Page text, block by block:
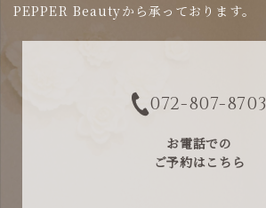
PEPPER Beautyから承っております。
072-807-8703
お電話での
ご予約はこちら